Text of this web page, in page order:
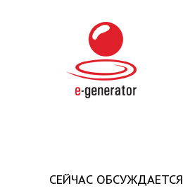
СЕЙЧАС ОБСУЖДАЕТСЯ